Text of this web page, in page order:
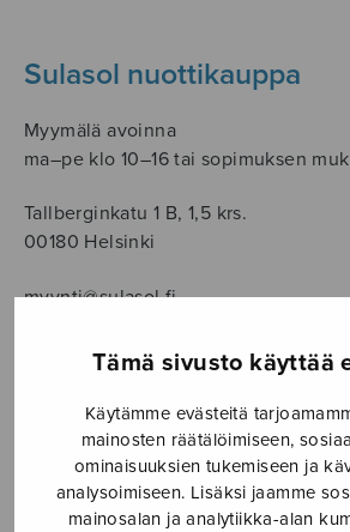
Tämä sivusto käyttää
Käytämme evästeitä
mainosten räätälöimiseen,
ominaisuuksien tukemiseen ja
analysoimiseen. Lisäksi jaamme
mainosalan ja analytiikka-alan
Sulasol nuottikauppa
Myymälä avoinna
ma–pe klo 10–16 tai sopimuksen
Tallberginkatu 1 B, 1,5 krs.
00180 Helsinki
myynti@sulasol.fi
NÄYTÄ KARTALLA
Etusivu › Nuottikauppa ›
Syysproloogi